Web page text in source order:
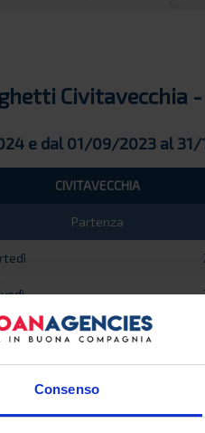
Consenso
Civitavecchia
e dal 01/09/2023 al
CIVITAVECCHIA
Partenza
31/08/2024